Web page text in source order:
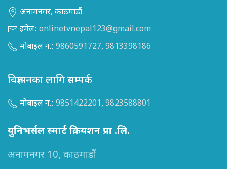
अनामनगर, काठमाडौं
इमेल: onlinetvnepal123@gmail.com
मोबाइल न.: 9860591727, 9813398186
विज्ञापनका लागि सम्पर्क
मोबाइल न.: 9851422201, 9823588801
युनिभर्सल स्मार्ट क्रियशन प्रा .लि.
अनामनगर 10, काठमाडौं